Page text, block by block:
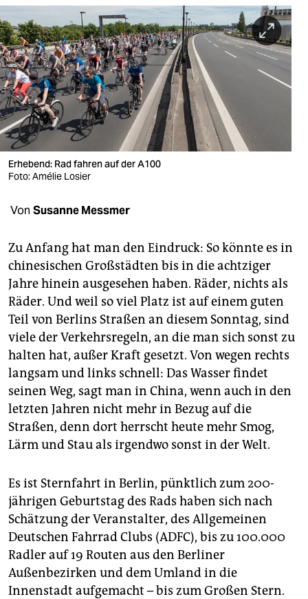
sport
berlin
nord
wahrheit
verlag
verlag
shop
fragen & hilfe
unterstützen
abo
genossenschaft
epaper login
Erhebend: Rad fahren auf der A100
Foto: Amélie Losier
Von Susanne Messmer
Zu Anfang hat man den Eindruck: So könnte es in
chinesischen Großstädten bis in die achtziger
Jahre hinein ausgesehen haben. Räder, nichts als
Räder. Und weil so viel Platz ist auf einem guten
Teil von Berlins Straßen an diesem Sonntag, sind
viele der Verkehrsregeln, an die man sich sonst zu
halten hat, außer Kraft gesetzt. Von wegen rechts
langsam und links schnell: Das Wasser findet
seinen Weg, sagt man in China, wenn auch in den
letzten Jahren nicht mehr in Bezug auf die
Straßen, denn dort herrscht heute mehr Smog,
Lärm und Stau als irgendwo sonst in der Welt.
Es ist Sternfahrt in Berlin, pünktlich zum 200-
jährigen Geburtstag des Rads haben sich nach
Schätzung der Veranstalter, des Allgemeinen
Deutschen Fahrrad Clubs (ADFC), bis zu 100.000
Radler auf 19 Routen aus den Berliner
Außenbezirken und dem Umland in die
Innenstadt aufgemacht – bis zum Großen Stern.